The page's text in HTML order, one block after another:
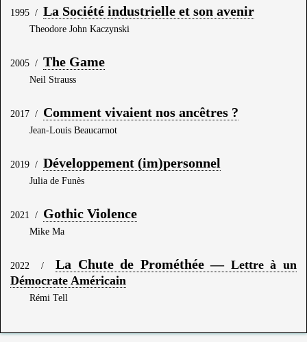
1995 / La Société industrielle et son avenir
Theodore John Kaczynski
2005 / The Game
Neil Strauss
2017 / Comment vivaient nos ancêtres ?
Jean-Louis Beaucarnot
2019 / Développement (im)personnel
Julia de Funès
2021 / Gothic Violence
Mike Ma
2022 / La Chute de Prométhée — Lettre à un
Démocrate Américain
Rémi Tell